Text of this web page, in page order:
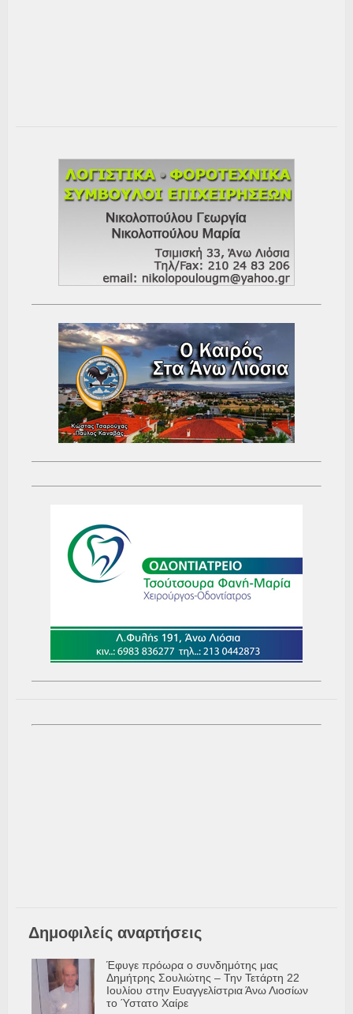
Δημοφιλείς αναρτήσεις
Έφυγε πρόωρα ο συνδημότης μας
Δημήτρης Σουλιώτης – Την Τετάρτη 22
Ιουλίου στην Ευαγγελίστρια Άνω Λιοσίων
το Ύστατο Χαίρε